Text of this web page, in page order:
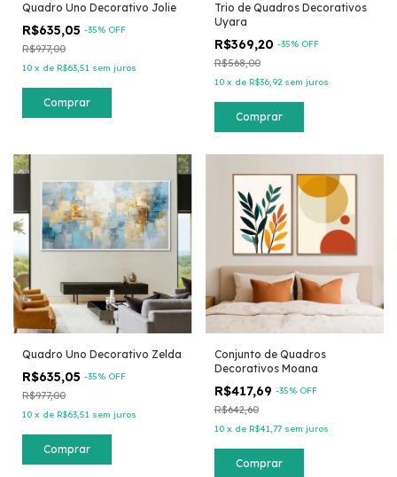
Quadro Uno Decorativo Jolie
R$635,05 -35% OFF
R$977,00
10 x de R$63,51 sem juros
Comprar
Trio de Quadros Decorativos
Uyara
R$369,20 -35% OFF
R$568,00
10 x de R$36,92 sem juros
Comprar
Quadro Uno Decorativo Zelda
R$635,05 -35% OFF
R$977,00
10 x de R$63,51 sem juros
Comprar
Conjunto de Quadros
Decorativos Moana
R$417,69 -35% OFF
R$642,60
10 x de R$41,77 sem juros
Comprar